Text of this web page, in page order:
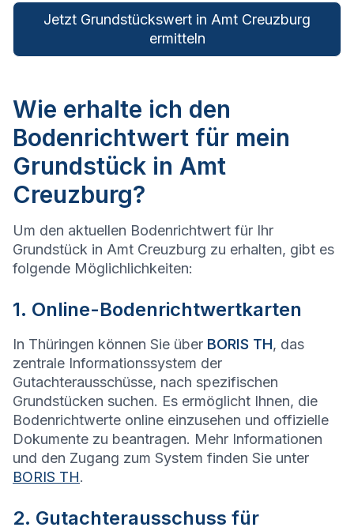
Jetzt Grundstückswert in Amt Creuzburg
ermitteln
Wie erhalte ich den
Bodenrichtwert für mein
Grundstück in Amt
Creuzburg?
Um den aktuellen Bodenrichtwert für Ihr
Grundstück in Amt Creuzburg zu erhalten, gibt es
folgende Möglichlichkeiten:
1. Online-Bodenrichtwertkarten
In Thüringen können Sie über BORIS TH, das
zentrale Informationssystem der
Gutachterausschüsse, nach spezifischen
Grundstücken suchen. Es ermöglicht Ihnen, die
Bodenrichtwerte online einzusehen und offizielle
Dokumente zu beantragen. Mehr Informationen
und den Zugang zum System finden Sie unter
BORIS TH.
2. Gutachterausschuss für